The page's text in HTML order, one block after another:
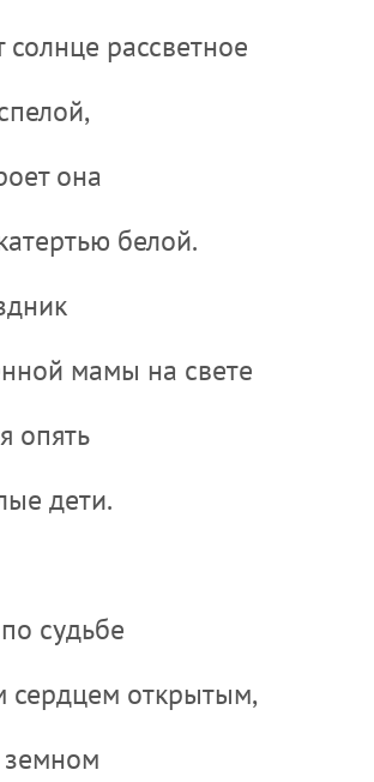
солнце рассветное
она
белой.
мамы на свете
опять
дети.
судьбе
сердцем открытым,